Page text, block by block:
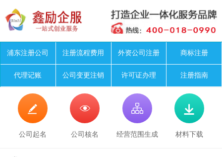
浦东注册公司 注册流程费用 外资公司注册 商标注册
代理记账 公司变更注销 许可证办理 注册指南

公司起名

公司核名

经营范围生成

材料下载